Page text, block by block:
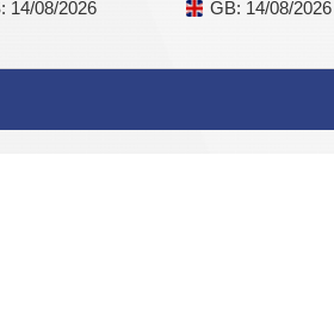
: 14/08/2026 GB: 14/08/2026